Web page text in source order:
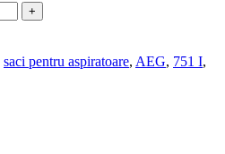
+
saci pentru aspiratoare, AEG, 751 I,